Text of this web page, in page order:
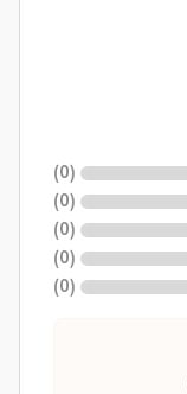
(
0
)
(
0
)
(
0
)
(
0
)
(
0
)